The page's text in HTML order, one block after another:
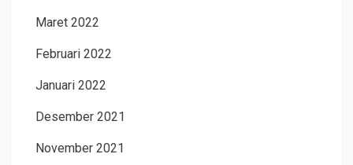
Maret 2022
Februari 2022
Januari 2022
Desember 2021
November 2021